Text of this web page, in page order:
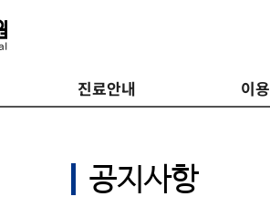
진료안내 이
공지사항